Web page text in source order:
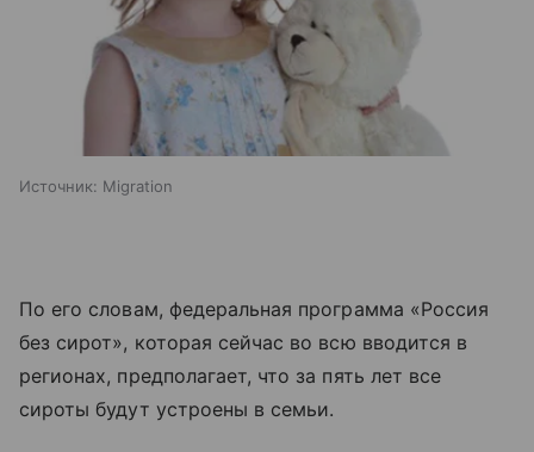
Источник: Migration
По его словам, федеральная программа «Россия
без сирот», которая сейчас во всю вводится в
регионах, предполагает, что за пять лет все
сироты будут устроены в семьи.